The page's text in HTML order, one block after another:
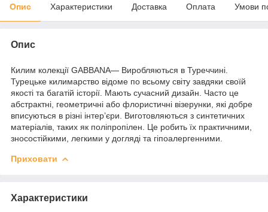
Опис Характеристики Доставка Оплата Умови
Опис
Килим колекції GABBANA— Виробляються в Туреччині.
Турецьке килимарство відоме по всьому світу завдяки своїй
якості та багатій історії. Мають сучасний дизайн. Часто це
абстрактні, геометричні або флористичні візерунки, які добре
вписуються в різні інтер’єри. Виготовляються з синтетичних
матеріалів, таких як поліпропілен. Це робить їх практичними,
зносостійкими, легкими у догляді та гіпоалергенними.
Приховати
Характеристики